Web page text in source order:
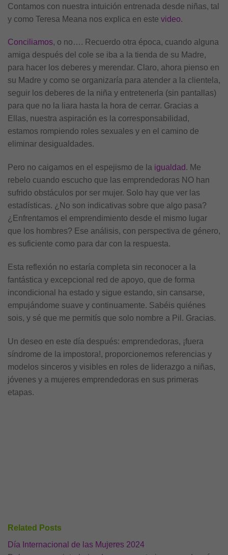
Contamos con nuestra intuición entrenada desde niñas, tal
y como Teresa Meana nos explica en este video.
Conciliamos, o no…. Recuerdo otra época, cuando alguna
amiga después del cole se iba a la tienda de su Madre,
para hacer los deberes y merendar. Claro, ahora pienso en
su Madre y como se organizaría para atender a la clientela,
seguir los deberes de la niña y entretenerla (sin pantallas)
para que no la liara hasta la hora de cerrar. Gracias a
Ellas, nuestra aspiración es la corresponsabilidad,
estamos rompiendo roles sexuales y en el camino de
eliminar desigualdades.
Pero no caigamos en el espejismo de la igualdad. Me
rebelo cuando escucho que las emprendedoras NO han
sufrido obstáculos por ser mujer. Solo hay que ver las
estadísticas. ¿No son indicativas sobre que algo pasa?
¿Enfrentamos el emprendimiento desde el mismo lugar
que los hombres? Ese análisis, con perspectiva de género,
es suficiente como para dar con la respuesta.
Esta reflexión no estaría completa sin reconocer a la
fantástica y excepcional red de apoyo, que de forma
incondicional ha estado y sigue estando, sin cansarse,
empujándome suave y continuamente. Sabéis quiénes
sois, y sé que me permitís que solo nombre a Pil. Gracias.
Un deseo en este día después: emprendedoras, ¡fuera
síndrome de la impostora!, proporcionemos referencias y
modelos sinceros y visibles en roles de liderazgo a niñas,
jóvenes y a mujeres emprendedoras en sus primeras
etapas.
Related Posts
Día Internacional de las Mujeres 2024